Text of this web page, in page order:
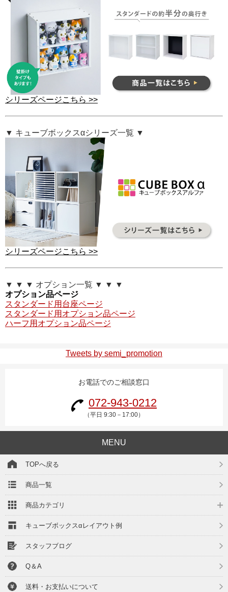
シリーズページこちら >>
▼ キューブボックスαシリーズ一覧 ▼
シリーズページこちら >>
▼ ▼ ▼ オプション一覧 ▼ ▼ ▼
オプション品ページ
スタンダード用台座ページ
スタンダード用オプション品ページ
ハーフ用オプション品ページ
Tweets by semi_promotion
お電話でのご相談窓口
072-943-0212
（平日 9:30－17:00）
MENU
TOPへ戻る
商品一覧
商品カテゴリ
キューブボックスαレイアウト例
スタッフブログ
Q＆A
送料・お支払いについて